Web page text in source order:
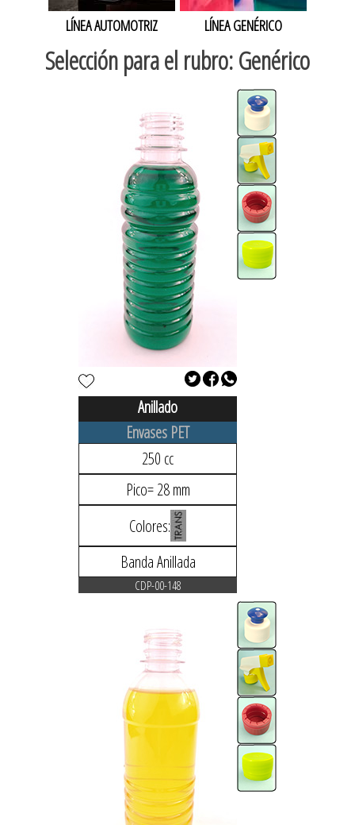
LÍNEA AUTOMOTRIZ LÍNEA GENÉRICO
Selección para el rubro: Genérico
Anillado
Envases PET
250 cc
Pico= 28 mm
Colores:
Banda Anillada
CDP-00-148